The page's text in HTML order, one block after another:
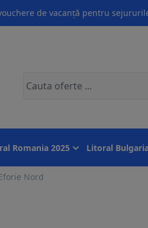
de vacanță pentru
Romania 2025 Litoral
Nord